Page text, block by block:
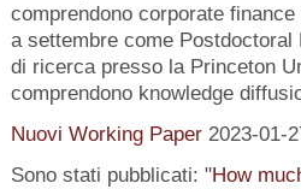
comprendono corporate
a settembre come
di ricerca presso la Princeton
comprendono knowledge
Nuovi Working Paper 2023-01-
Sono stati pubblicati: "How